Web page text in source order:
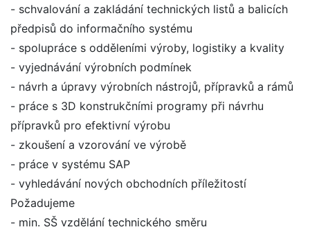
- schvalování a zakládání technických listů a balicích
předpisů do informačního systému
- spolupráce s odděleními výroby, logistiky a kvality
- vyjednávání výrobních podmínek
- návrh a úpravy výrobních nástrojů, přípravků a rámů
- práce s 3D konstrukčními programy při návrhu
přípravků pro efektivní výrobu
- zkoušení a vzorování ve výrobě
- práce v systému SAP
- vyhledávání nových obchodních příležitostí
Požadujeme
- min. SŠ vzdělání technického směru